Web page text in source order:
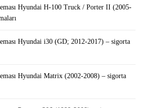
Hyundai H-100 Truck / Porter II (2005-
Hyundai i30 (GD; 2012-2017) – sigorta
Hyundai Matrix (2002-2008) – sigorta